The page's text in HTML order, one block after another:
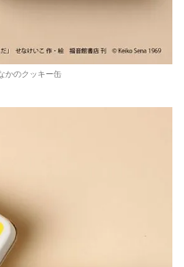
かのクッキー缶